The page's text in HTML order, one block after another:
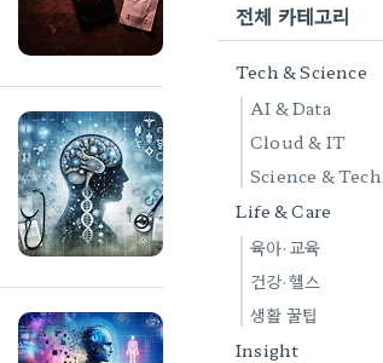
전체 카테고리
Tech & Science
AI & Data
Cloud & IT
Science & Tech
Life & Care
육아·교육
건강·헬스
생활 꿀팁
Insight